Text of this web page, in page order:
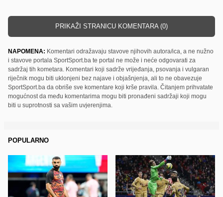
PRIKAŽI STRANICU KOMENTARA (0)
NAPOMENA: Komentari odražavaju stavove njihovih autora/ica, a ne nužno
i stavove portala SportSport.ba te portal ne može i neće odgovarati za
sadržaj tih kometara. Komentari koji sadrže vrijeđanja, psovanja i vulgaran
riječnik mogu biti uklonjeni bez najave i objašnjenja, ali to ne obavezuje
SportSport.ba da obriše sve komentare koji krše pravila. Čitanjem prihvatate
mogućnost da među komentarima mogu biti pronađeni sadržaji koji mogu
biti u suprotnosti sa vašim uvjerenjima.
POPULARNO